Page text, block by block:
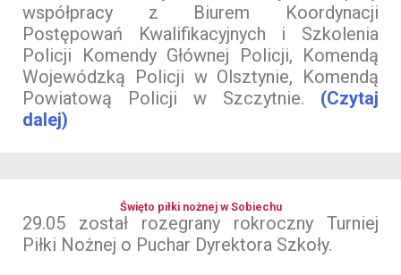
współpracy z Biurem Koordynacji
Postępowań Kwalifikacyjnych i Szkolenia
Policji Komendy Głównej Policji, Komendą
Wojewódzką Policji w Olsztynie, Komendą
Powiatową Policji w Szczytnie. (Czytaj
dalej)
Święto piłki nożnej w Sobiechu
29.05 został rozegrany rokroczny Turniej
Piłki Nożnej o Puchar Dyrektora Szkoły.